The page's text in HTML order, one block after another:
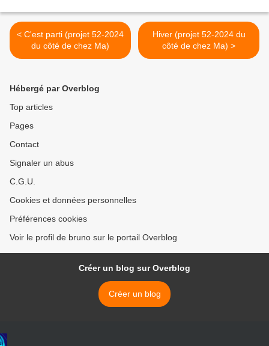
< C'est parti (projet 52-2024
du côté de chez Ma)
Hiver (projet 52-2024 du
côté de chez Ma) >
Hébergé par Overblog
Top articles
Pages
Contact
Signaler un abus
C.G.U.
Cookies et données personnelles
Préférences cookies
Voir le profil de bruno sur le portail Overblog
Créer un blog sur Overblog
Créer un blog